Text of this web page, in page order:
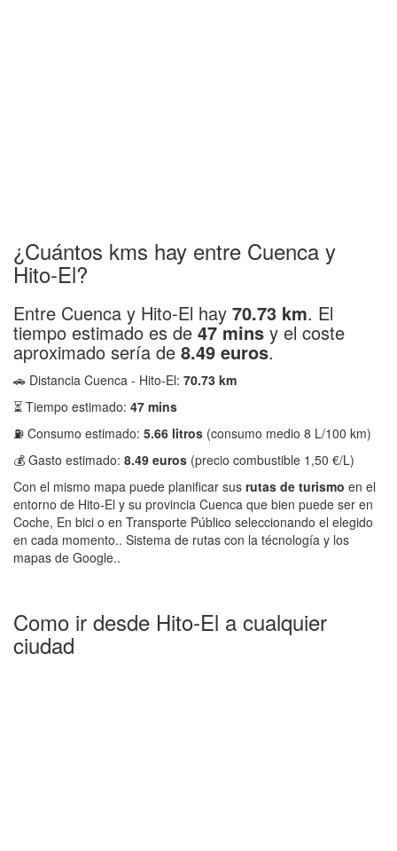
¿Cuántos kms hay entre Cuenca y
Hito-El?
Entre Cuenca y Hito-El hay 70.73 km. El
tiempo estimado es de 47 mins y el coste
aproximado sería de 8.49 euros.
🚗 Distancia Cuenca - Hito-El: 70.73 km
⏳ Tiempo estimado: 47 mins
⛽ Consumo estimado: 5.66 litros (consumo medio 8 L/100 km)
💰 Gasto estimado: 8.49 euros (precio combustible 1,50 €/L)
Con el mismo mapa puede planificar sus rutas de turismo en el
entorno de Hito-El y su provincia Cuenca que bien puede ser en
Coche, En bici o en Transporte Público seleccionando el elegido
en cada momento.. Sistema de rutas con la técnología y los
mapas de Google..
Como ir desde Hito-El a cualquier
ciudad